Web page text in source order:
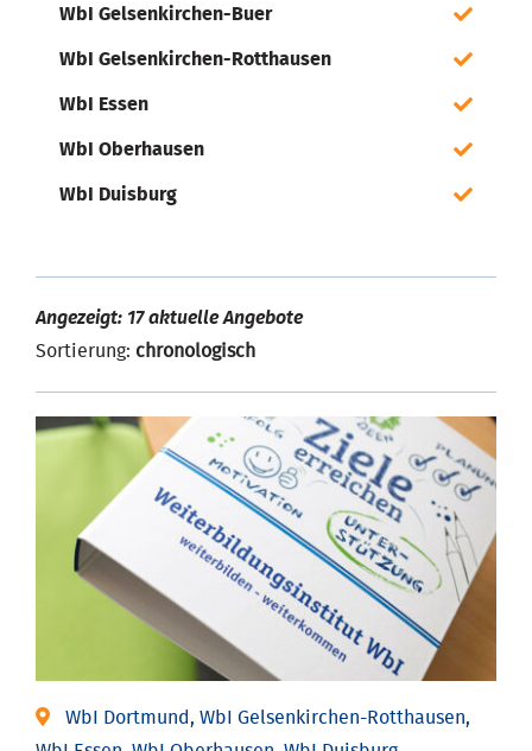
WbI Gelsenkirchen-Buer
WbI Gelsenkirchen-Rotthausen
WbI Essen
WbI Oberhausen
WbI Duisburg
Angezeigt: 17 aktuelle Angebote
Sortierung: chronologisch
WbI Dortmund, WbI Gelsenkirchen-Rotthausen,